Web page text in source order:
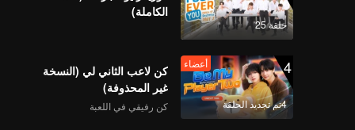
أعضاء
Knock Out | الحلقة 09
met
حلقة 25
الكاملة)
4
4تم تجديد الحلقة
أعضاء
كن لاعب الثاني لي (النسخة
غير المحذوفة)
كن رفيقي في اللعبة